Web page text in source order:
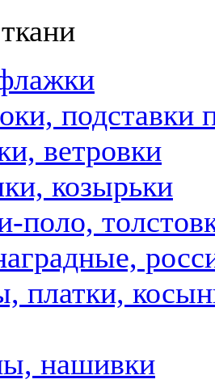
подставки
ветровки
козырьки
поло,
платки,
нашивки